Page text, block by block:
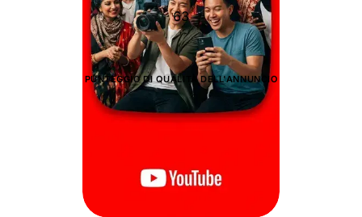
76
PUNTEGGIO DI QUALITÀ DELL'ANNUNCIO